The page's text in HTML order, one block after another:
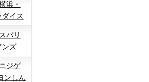
浜・
イス
パリ
ンズ
ジゲ
ンしん